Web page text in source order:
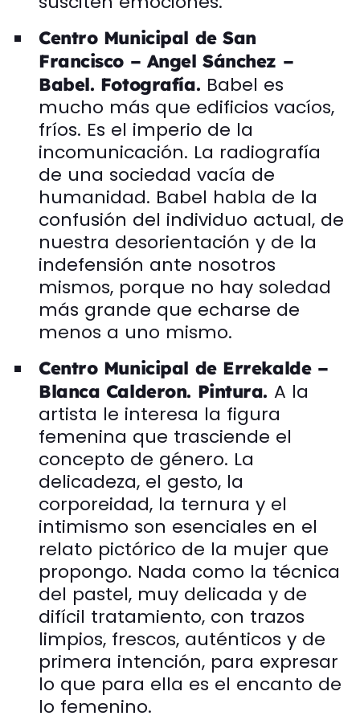
Centro Municipal de San
Francisco – Angel Sánchez –
Babel. Fotografía. Babel es
mucho más que edificios vacíos,
fríos. Es el imperio de la
incomunicación. La radiografía
de una sociedad vacía de
humanidad. Babel habla de la
confusión del individuo actual, de
nuestra desorientación y de la
indefensión ante nosotros
mismos, porque no hay soledad
más grande que echarse de
menos a uno mismo.
Centro Municipal de Errekalde –
Blanca Calderon. Pintura. A la
artista le interesa la figura
femenina que trasciende el
concepto de género. La
delicadeza, el gesto, la
corporeidad, la ternura y el
intimismo son esenciales en el
relato pictórico de la mujer que
propongo. Nada como la técnica
del pastel, muy delicada y de
difícil tratamiento, con trazos
limpios, frescos, auténticos y de
primera intención, para expresar
lo que para ella es el encanto de
lo femenino.